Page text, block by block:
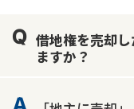
借地権を売却
ますか？